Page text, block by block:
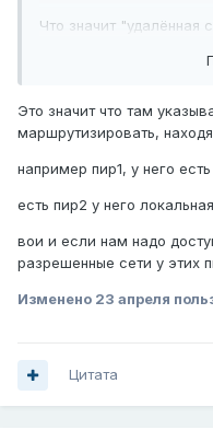
Что значит "удалённая
Это значит что там
маршрутизировать,
например пир1, у него есть
есть пир2 у него
вои и если нам надо
разрешенные сети у этих
Изменено 23 апреля
Цитата